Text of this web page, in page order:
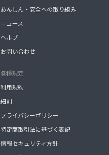
あんしん・安全への取り組み
ニュース
ヘルプ
お問い合わせ
各種規定
利用規約
細則
プライバシーポリシー
特定商取引法に基づく表記
情報セキュリティ方針